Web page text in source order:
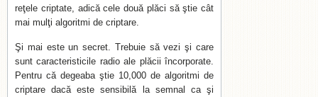
reţele criptate, adică cele două plăci să ştie cât
mai mulţi algoritmi de criptare.
Şi mai este un secret. Trebuie să vezi şi care
sunt caracteristicile radio ale plăcii încorporate.
Pentru că degeaba ştie 10,000 de algoritmi de
criptare dacă este sensibilă la semnal ca şi